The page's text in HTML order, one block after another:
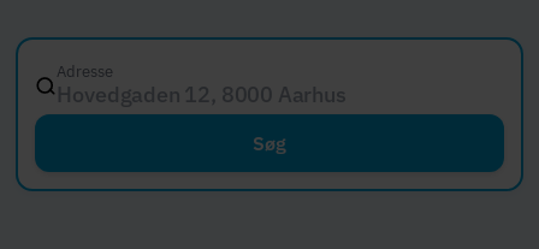
Adresse
Hovedgaden 12, 8000 Aarhus C
Søg